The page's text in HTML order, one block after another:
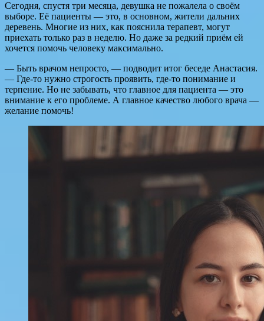
Сегодня, спустя три месяца, девушка не пожалела о своём
выборе. Её пациенты — это, в основном, жители дальних
деревень. Многие из них, как пояснила терапевт, могут
приехать только раз в неделю. Но даже за редкий приём ей
хочется помочь человеку максимально.
— Быть врачом непросто, — подводит итог беседе Анастасия.
— Где-то нужно строгость проявить, где-то понимание и
терпение. Но не забывать, что главное для пациента — это
внимание к его проблеме. А главное качество любого врача —
желание помочь!